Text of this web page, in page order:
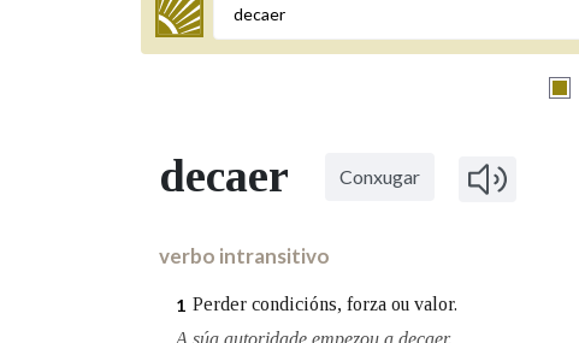
Termo a buscar
BUSCAR NOS LEMAS
Remata por
decaer Conxugar
verbo intransitivo
1 Perder condicións, forza ou valor.
A súa autoridade empezou a decaer.